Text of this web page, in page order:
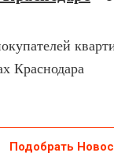
Краснодара
Подобрать